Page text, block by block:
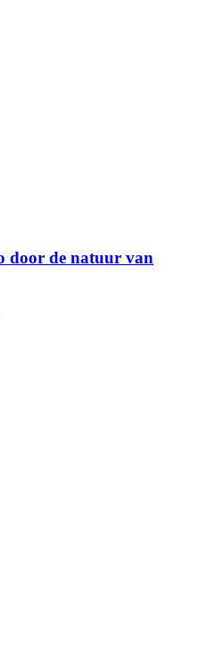
door de natuur van